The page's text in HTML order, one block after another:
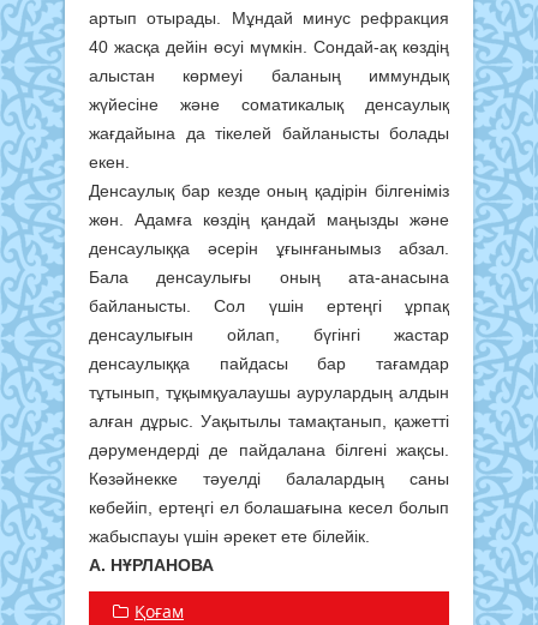
артып отырады. Мұндай минус рефракция
40 жасқа дейін өсуі мүмкін. Сондай-ақ көздің
алыстан көрмеуі баланың иммундық
жүйесіне және соматикалық денсаулық
жағдайына да тікелей байланысты болады
екен.
Денсаулық бар кезде оның қадірін білгеніміз
жөн. Адамға көздің қандай маңызды және
денсаулыққа әсерін ұғынғанымыз абзал.
Бала денсаулығы оның ата-анасына
байланысты. Сол үшін ертеңгі ұрпақ
денсаулығын ойлап, бүгінгі жастар
денсаулыққа пайдасы бар тағамдар
тұтынып, тұқымқуалаушы аурулардың алдын
алған дұрыс. Уақытылы тамақтанып, қажетті
дәрумендерді де пайдалана білгені жақсы.
Көзәйнекке тәуелді балалардың саны
көбейіп, ертеңгі ел болашағына кесел болып
жабыспауы үшін әрекет ете білейік.
А. НҰРЛАНОВА
Қоғам